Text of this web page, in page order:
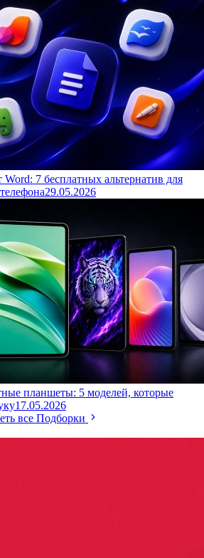
Word: 7 бесплатных альтернатив для
29.05.2026
планшеты: 5 моделей, которые
17.05.2026
все Подборки